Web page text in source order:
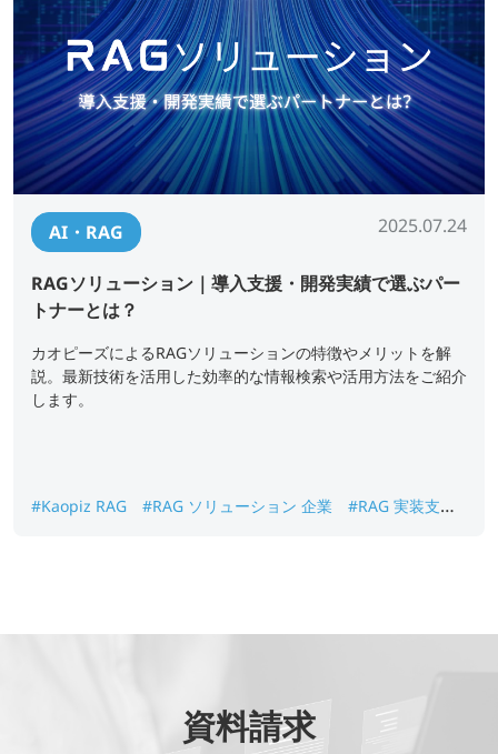
AI・RAG 2025.07.24
RAGソリューション｜導入支援・開発実績で選ぶパー
トナーとは？
カオピーズによるRAGソリューションの特徴やメリットを解
説。最新技術を活用した効率的な情報検索や活用方法をご紹介
します。
#Kaopiz RAG #RAG ソリューション 企業
#RAG 実装支援
資料請求